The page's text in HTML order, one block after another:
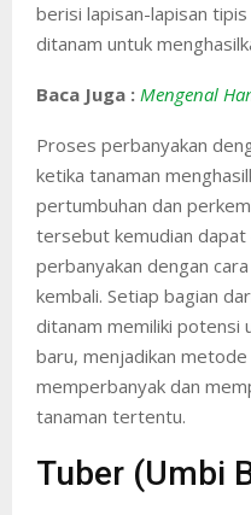
berisi lapisan-lapisan
ditanam untuk
Baca Juga : Mengenal
Proses perbanyakan
ketika tanaman
pertumbuhan dan
tersebut kemudian dapat
perbanyakan dengan
kembali. Setiap bagian
ditanam memiliki potensi
baru, menjadikan
memperbanyak dan
tanaman tertentu.
Tuber (Umbi